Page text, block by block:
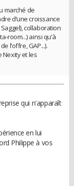
marché de
d’une croissance
collaboration
room...) ainsi qu’à
l’offre, GAP...).
et les
qui n'apparaît
en lui
Philippe à vos